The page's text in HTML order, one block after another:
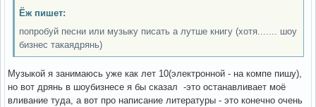
Ёж пишет:
попробуй песни или музыку писать а лутше книгу (хотя....... шоу
бизнес такаядрянь)
Музыкой я занимаюсь уже как лет 10(электронной - на компе пишу),
но вот дрянь в шоубизнесе я бы сказал -это останавливает моё
вливание туда, а вот про написание литературы - это конечно очень